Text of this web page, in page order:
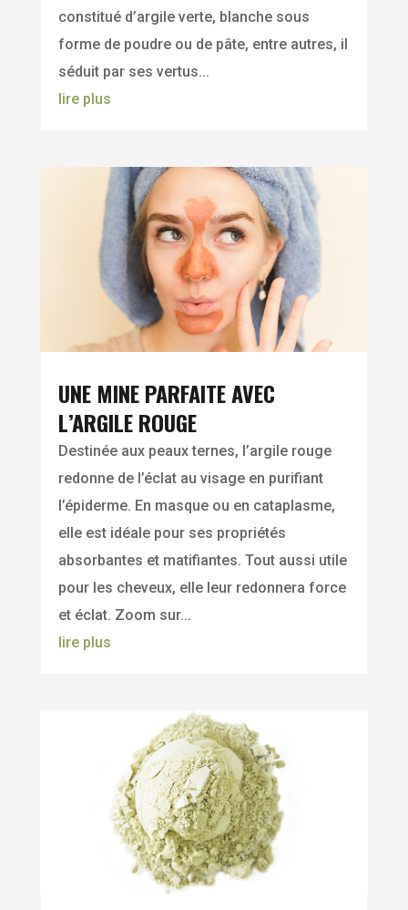
constitué d’argile verte, blanche sous
forme de poudre ou de pâte, entre autres, il
séduit par ses vertus...
lire plus
UNE MINE PARFAITE AVEC
L’ARGILE ROUGE
Destinée aux peaux ternes, l’argile rouge
redonne de l’éclat au visage en purifiant
l’épiderme. En masque ou en cataplasme,
elle est idéale pour ses propriétés
absorbantes et matifiantes. Tout aussi utile
pour les cheveux, elle leur redonnera force
et éclat. Zoom sur...
lire plus